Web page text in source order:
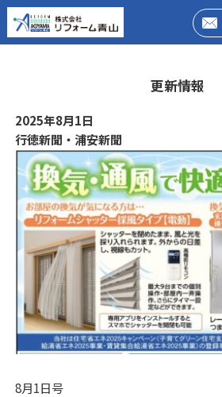
更新情報
2025年8月1日
行徳新聞・浦安新聞
8月1日号